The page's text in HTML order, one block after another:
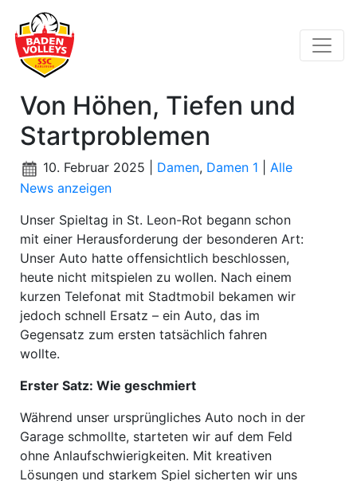
Von Höhen, Tiefen und
Startproblemen
10. Februar 2025 | Damen, Damen 1
Alle
News anzeigen
Unser Spieltag in St. Leon-Rot begann schon
mit einer Herausforderung der besonderen Art:
Unser Auto hatte offensichtlich beschlossen,
heute nicht mitspielen zu wollen. Nach einem
kurzen Telefonat mit Stadtmobil bekamen wir
jedoch schnell Ersatz – ein Auto, das im
Gegensatz zum ersten tatsächlich fahren
wollte.
Erster Satz: Wie geschmiert
Während unser ursprüngliches Auto noch in der
Garage schmollte, starteten wir auf dem Feld
ohne Anlaufschwierigkeiten. Mit kreativen
Lösungen und starkem Spiel sicherten wir uns